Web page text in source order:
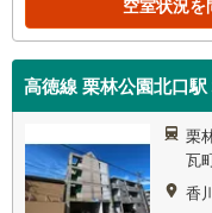
空室状況を
高徳線 栗林公園北口
栗
瓦
香